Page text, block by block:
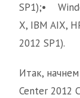
SP1);•
X, IBM AIX,
2012 SP1).
Итак,
Center 2012